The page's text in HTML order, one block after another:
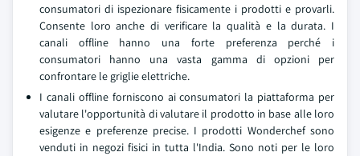
consumatori di ispezionare fisicamente i prodotti e provarli.
Consente loro anche di verificare la qualità e la durata. I
canali offline hanno una forte preferenza perché i
consumatori hanno una vasta gamma di opzioni per
confrontare le griglie elettriche.
I canali offline forniscono ai consumatori la piattaforma per
valutare l'opportunità di valutare il prodotto in base alle loro
esigenze e preferenze precise. I prodotti Wonderchef sono
venduti in negozi fisici in tutta l'India. Sono noti per le loro